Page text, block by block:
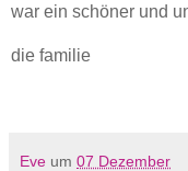
war ein schöner und
die familie
Eve um 07 Dezember